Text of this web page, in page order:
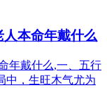
人本命年戴什么
年戴什么,一、五行
中，生旺木气尤为